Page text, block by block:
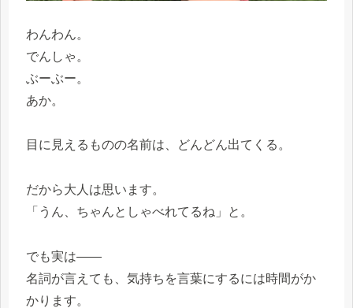
わんわん。
でんしゃ。
ぶーぶー。
あか。
目に見えるものの名前は、どんどん出てくる。
だから大人は思います。
「うん、ちゃんとしゃべれてるね」と。
でも実は――
名詞が言えても、気持ちを言葉にするには時間がか
かります。